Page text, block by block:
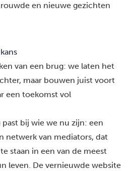
en nieuwe gezichten
van een brug: we laten het
maar bouwen juist voort
een toekomst vol
bij wie we nu zijn: een
netwerk van mediators, dat
staan in een van de meest
leven. De vernieuwde website